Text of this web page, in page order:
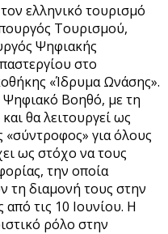
ελληνικό τουρισμό
Τουρισμού,
Ψηφιακής
στο
«Ίδρυμα Ωνάσης».
Ψηφιακό Βοηθό, με τη
θα λειτουργεί ως
«σύντροφος» για όλους
ως στόχο να τους
την οποία
τη διαμονή τους στην
από τις 10 Ιουνίου. Η
ρόλο στην